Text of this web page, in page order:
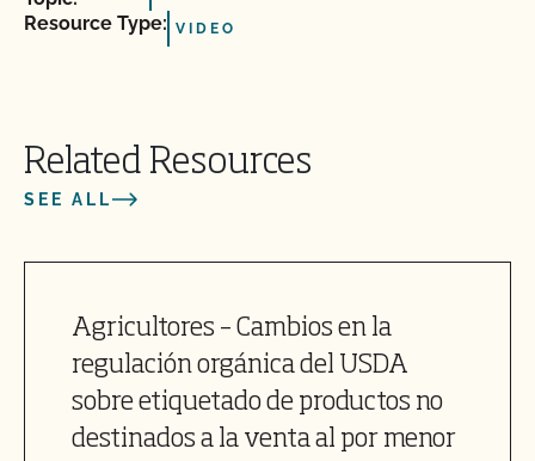
Resource Type: VIDEO
Related Resources
SEE ALL
Agricultores – Cambios en la
regulación orgánica del USDA
sobre etiquetado de productos no
destinados a la venta al por menor